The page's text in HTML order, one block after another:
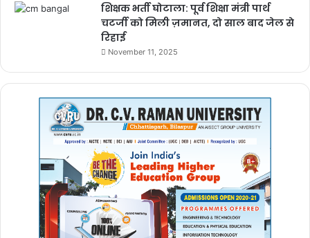
शिक्षक भर्ती घोटाला: पूर्व शिक्षा मंत्री पार्थ
चटर्जी को मिली ज़मानत, दो साल बाद जेल से
रिहाई
November 11, 2025